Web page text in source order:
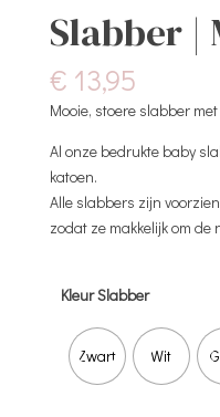
Slabber |
€ 13,95
Mooie, stoere slabber
Al onze bedrukte baby
katoen.
Alle slabbers zijn
zodat ze makkelijk om de
Kleur Slabber
Zwart Wit